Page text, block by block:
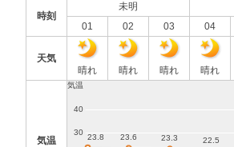
時刻
未明
01
02 03 04
天気
晴れ
晴れ 晴れ 晴れ
気温